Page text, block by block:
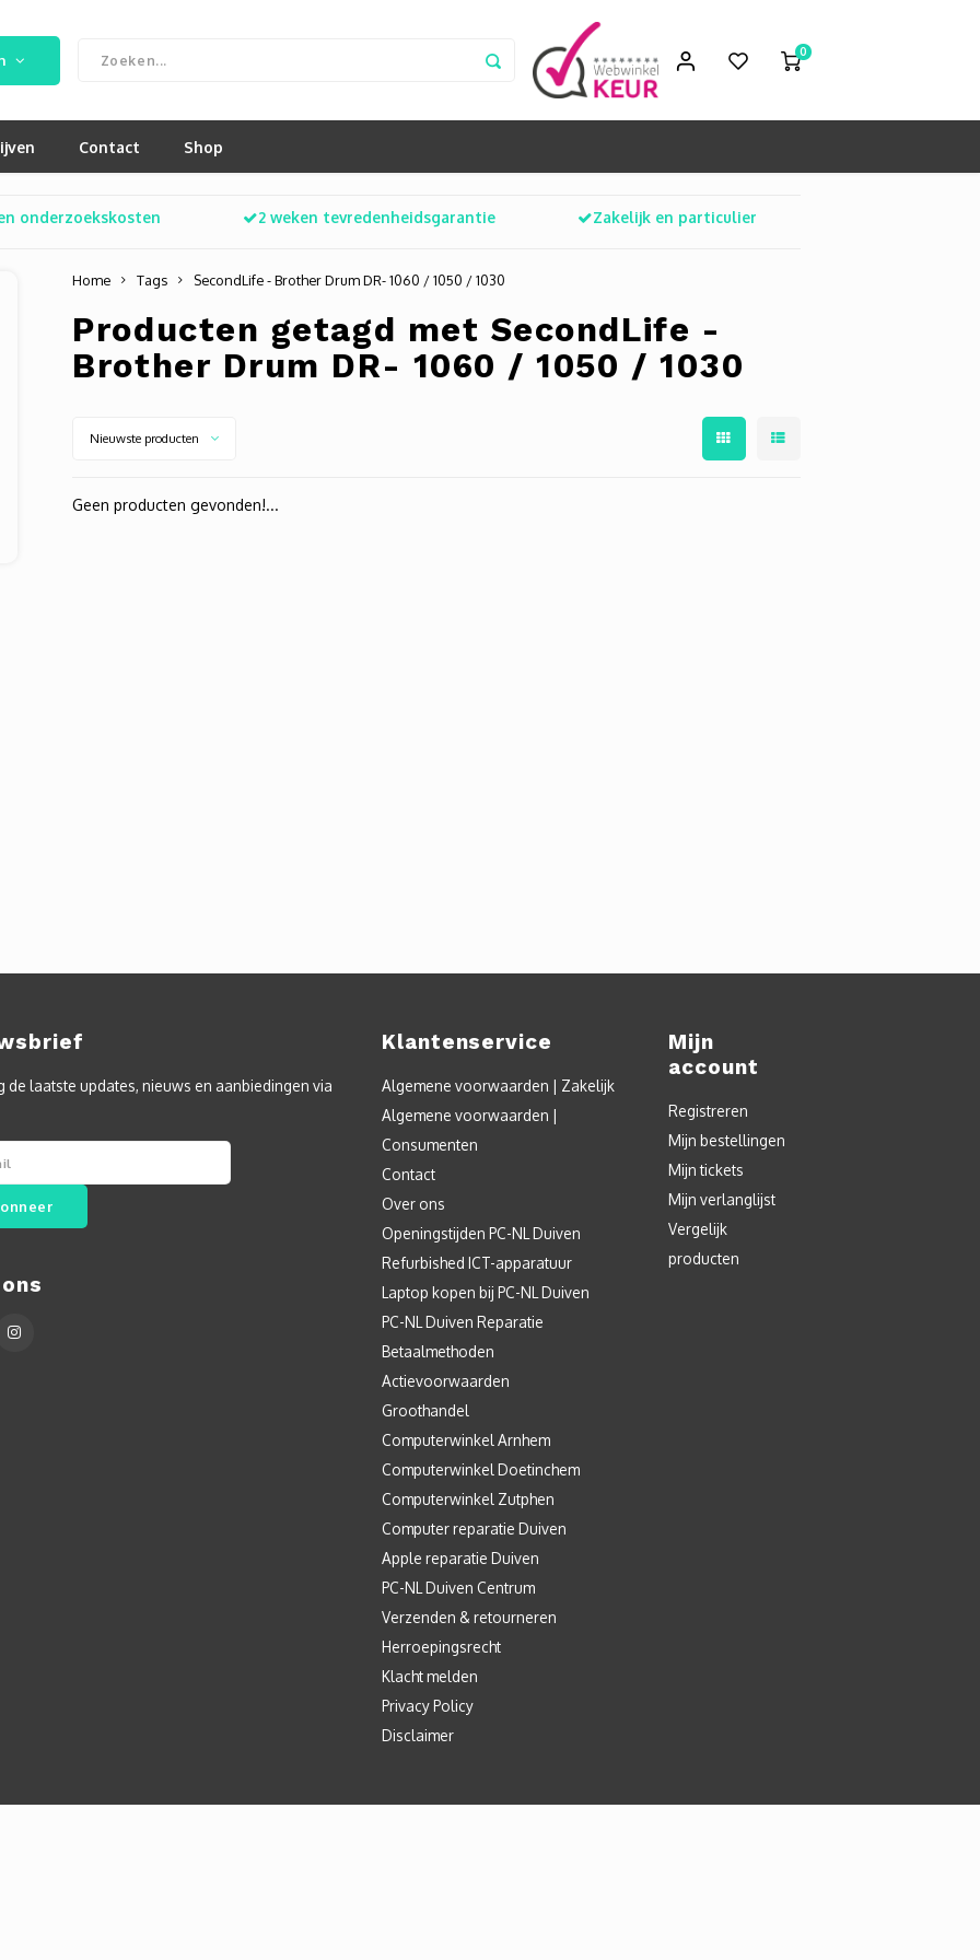
0
Contact Shop
onderzoekskosten 2 weken tevredenheidsgarantie Zakelijk en particulier
Home Tags SecondLife - Brother Drum DR- 1060 / 1050 / 1030
Producten getagd met SecondLife -
Brother Drum DR- 1060 / 1050 / 1030
Nieuwste producten
Geen producten gevonden!...
de laatste updates, nieuws en aanbiedingen via
Klantenservice
Algemene voorwaarden | Zakelijk
Algemene voorwaarden |
Consumenten
Contact
Over ons
Openingstijden PC-NL Duiven
Refurbished ICT-apparatuur
Laptop kopen bij PC-NL Duiven
PC-NL Duiven Reparatie
Betaalmethoden
Actievoorwaarden
Groothandel
Computerwinkel Arnhem
Computerwinkel Doetinchem
Computerwinkel Zutphen
Computer reparatie Duiven
Apple reparatie Duiven
PC-NL Duiven Centrum
Verzenden & retourneren
Herroepingsrecht
Klacht melden
Privacy Policy
Disclaimer
Mijn
account
Registreren
Mijn bestellingen
Mijn tickets
Mijn verlanglijst
Vergelijk
producten